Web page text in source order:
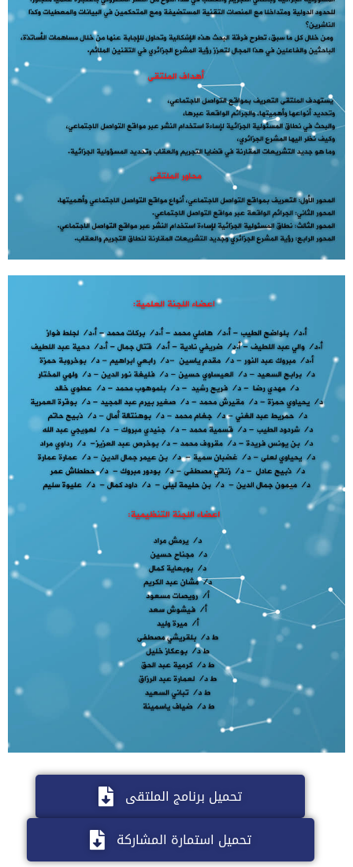
تحميل برنامج الملتقى
تحميل استمارة المشاركة